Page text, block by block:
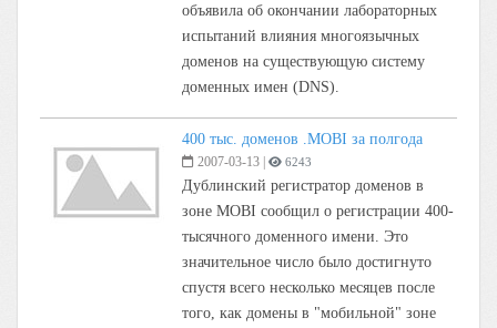
объявила об окончании лабораторных
испытаний влияния многоязычных
доменов на существующую систему
доменных имен (DNS).
400 тыс. доменов .MOBI за полгода
2007-03-13 6243
Дублинский регистратор доменов в
зоне MOBI сообщил о регистрации 400-
тысячного доменного имени. Это
значительное число было достигнуто
спустя всего несколько месяцев после
того, как домены в "мобильной" зоне